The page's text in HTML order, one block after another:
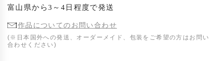
富山県から3～4日程度で発送
作品についてのお問い合わせ
(※日本国外への発送、オーダーメイド、包装をご希望の方はお問い
合わせください)